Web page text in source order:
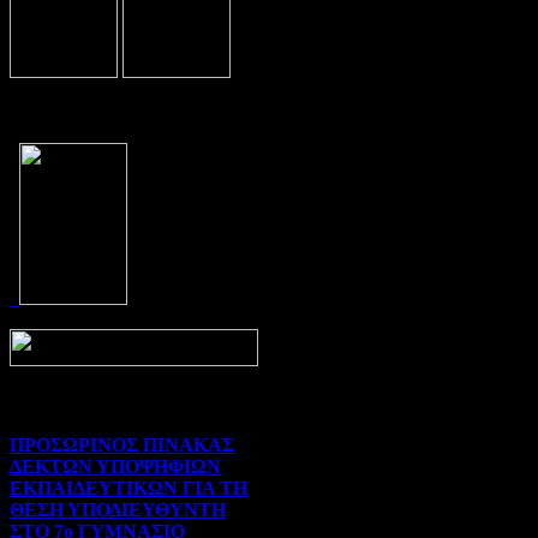
ΠΡΟΣΩΡΙΝΟΣ ΠΙΝΑΚΑΣ
ΔΕΚΤΩΝ ΥΠΟΨΗΦΙΩΝ
ΕΚΠΑΙΔΕΥΤΙΚΩΝ ΓΙΑ ΤΗ
ΘΕΣΗ ΥΠΟΔΙΕΥΘΥΝΤΗ
ΣΤΟ 7ο ΓΥΜΝΑΣΙΟ